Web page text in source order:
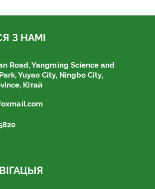
З НАМІ
Road, Yangming Science and
Yuyao City, Ningbo City,
Кітай